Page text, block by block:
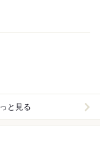
と見る